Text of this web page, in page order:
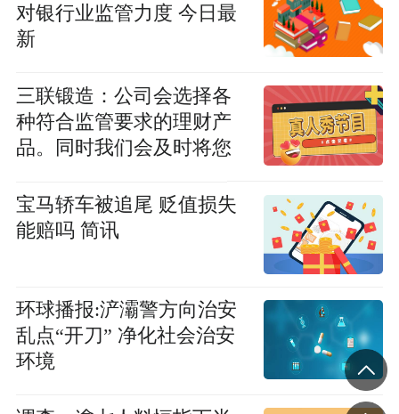
对银行业监管力度 今日最
新
三联锻造：公司会选择各
种符合监管要求的理财产
品。同时我们会及时将您
全球快播报
宝马轿车被追尾 贬值损失
能赔吗 简讯
环球播报:浐灞警方向治安
乱点“开刀” 净化社会治安
环境